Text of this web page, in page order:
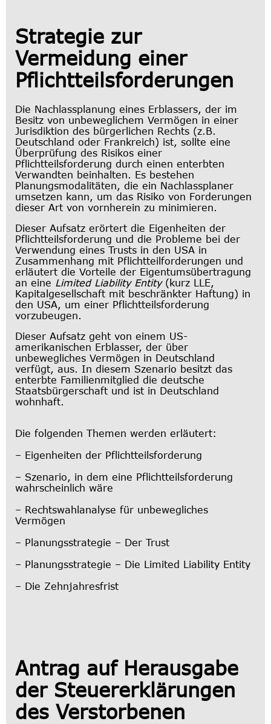
Strategie zur
Vermeidung einer
Pflichtteilsforderungen
Die Nachlassplanung eines Erblassers, der im
Besitz von unbeweglichem Vermögen in einer
Jurisdiktion des bürgerlichen Rechts (z.B.
Deutschland oder Frankreich) ist, sollte eine
Überprüfung des Risikos einer
Pflichtteilsforderung durch einen enterbten
Verwandten beinhalten. Es bestehen
Planungsmodalitäten, die ein Nachlassplaner
umsetzen kann, um das Risiko von Forderungen
dieser Art von vornherein zu minimieren.
Dieser Aufsatz erörtert die Eigenheiten der
Pflichtteilsforderung und die Probleme bei der
Verwendung eines Trusts in den USA in
Zusammenhang mit Pflichtteilforderungen und
erläutert die Vorteile der Eigentumsübertragung
an eine Limited Liability Entity(kurz LLE,
Kapitalgesellschaft mit beschränkter Haftung) in
den USA, um einer Pflichtteilsforderung
vorzubeugen.
Dieser Aufsatz geht von einem US-
amerikanischen Erblasser, der über
unbewegliches Vermögen in Deutschland
verfügt, aus. In diesem Szenario besitzt das
enterbte Familienmitglied die deutsche
Staatsbürgerschaft und ist in Deutschland
wohnhaft.
Die folgenden Themen werden erläutert:
– Eigenheiten der Pflichtteilsforderung
– Szenario, in dem eine Pflichtteilsforderung
wahrscheinlich wäre
– Rechtswahlanalyse für unbewegliches
Vermögen
– Planungsstrategie – Der Trust
– Planungsstrategie – Die Limited Liability Entity
– Die Zehnjahresfrist
Antrag auf Herausgabe
der Steuererklärungen
des Verstorbenen